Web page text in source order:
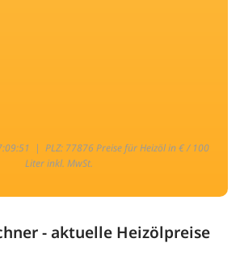
| PLZ: 77876 Preise für Heizöl in € / 100
Liter inkl. MwSt.
- aktuelle Heizölpreise